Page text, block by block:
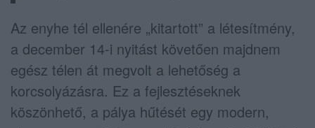
Az enyhe tél ellenére „kitartott” a létesítmény,
a december 14-i nyitást követően majdnem
egész télen át megvolt a lehetőség a
korcsolyázásra. Ez a fejlesztéseknek
köszönhető, a pálya hűtését egy modern,